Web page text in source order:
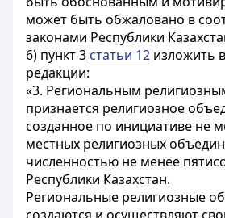
может быть обжаловано в
законами Республики
6) пункт 3 статьи 12 изложить
редакции:
«3. Региональным
признается религиозное
созданное по инициативе не
местных религиозных
численностью не менее
Республики Казахстан.
Региональные религиозные